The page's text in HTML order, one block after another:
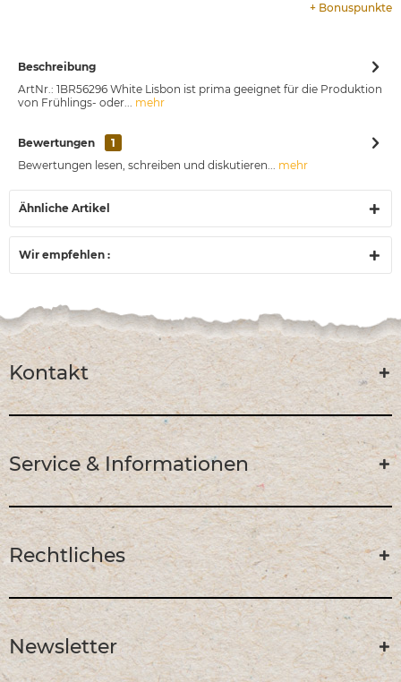
+ Bonuspunkte
Beschreibung
ArtNr.: 1BR56296 White Lisbon ist prima geeignet für die Produktion
von Frühlings- oder... mehr
Bewertungen
1
Bewertungen lesen, schreiben und diskutieren... mehr
Ähnliche Artikel
Wir empfehlen :
Kontakt
Service & Informationen
Rechtliches
Newsletter